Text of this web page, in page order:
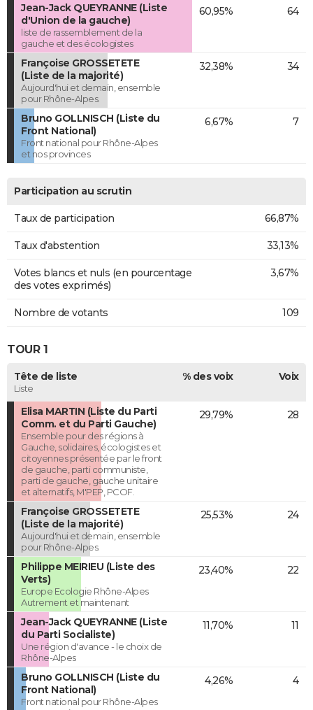
Jean-Jack QUEYRANNE (Liste
d'Union de la gauche)
liste de rassemblement de la
gauche et des écologistes
60,95% 64
Françoise GROSSETETE
(Liste de la majorité)
Aujourd'hui et demain, ensemble
pour Rhône-Alpes.
32,38% 34
Bruno GOLLNISCH (Liste du
Front National)
Front national pour Rhône-Alpes
et nos provinces
6,67% 7
Participation au scrutin
Taux de participation 66,87%
Taux d'abstention 33,13%
Votes blancs et nuls (en pourcentage
des votes exprimés)
3,67%
Nombre de votants 109
TOUR 1
Tête de liste
Liste
% des voix Voix
Elisa MARTIN (Liste du Parti
Comm. et du Parti Gauche)
Ensemble pour des régions à
Gauche, solidaires, écologistes et
citoyennes présentée par le front
de gauche, parti communiste,
parti de gauche, gauche unitaire
et alternatifs, M'PEP, PCOF.
29,79% 28
Françoise GROSSETETE
(Liste de la majorité)
Aujourd'hui et demain, ensemble
pour Rhône-Alpes.
25,53% 24
Philippe MEIRIEU (Liste des
Verts)
Europe Ecologie Rhône-Alpes
Autrement et maintenant
23,40% 22
Jean-Jack QUEYRANNE (Liste
du Parti Socialiste)
Une région d'avance - le choix de
Rhône-Alpes
11,70% 11
Bruno GOLLNISCH (Liste du
Front National)
Front national pour Rhône-Alpes
4,26% 4